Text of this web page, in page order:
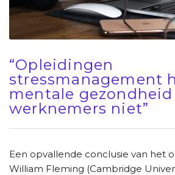
“Opleidingen
stressmanagement
mentale gezondheid
werknemers niet”
Een opvallende conclusie van het
William Fleming (Cambridge